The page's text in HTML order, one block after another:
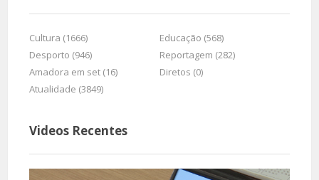
Cultura (1666)
Educação (568)
Desporto (946)
Reportagem (282)
Amadora em set (16)
Diretos (0)
Atualidade (3849)
Videos Recentes